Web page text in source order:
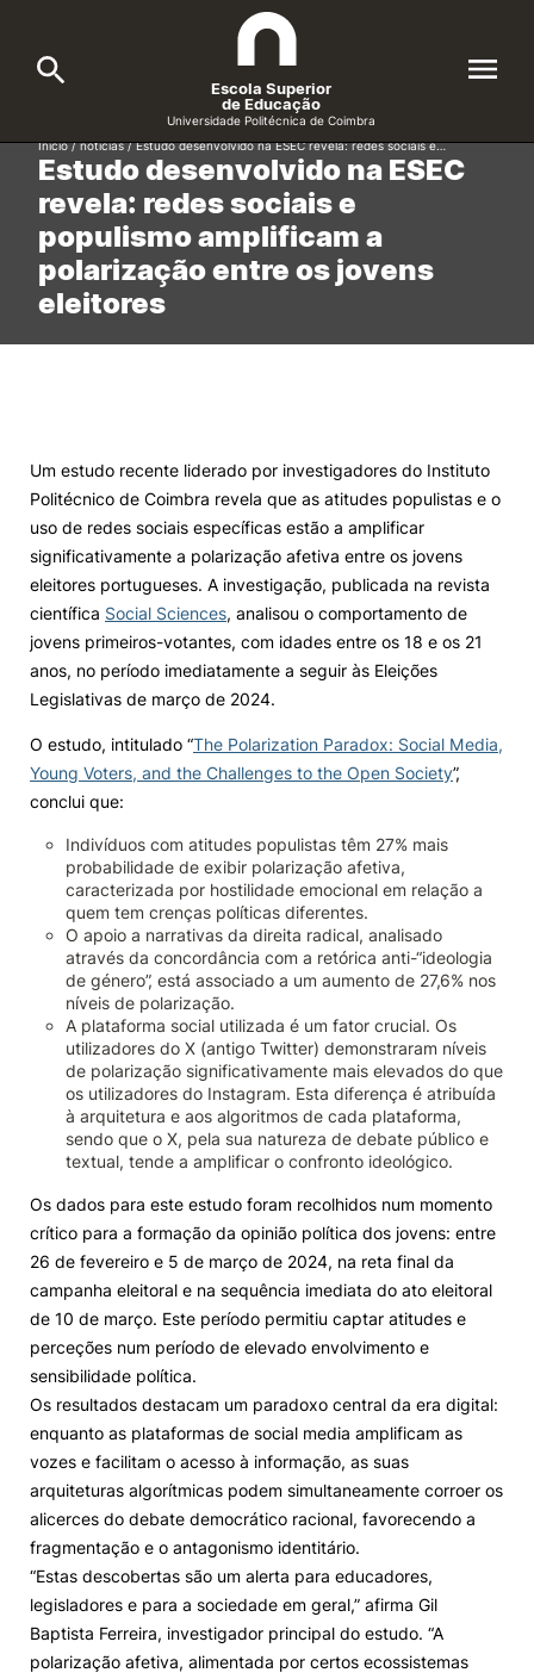
A ESEC
Cursos
Candidatos
Alunos
Knowledge Factory
Candidaturas
Elogio / Sugestão / Reclamação
Escola Superior
de Educação
Universidade Politécnica de Coimbra
Search
Formative Offer General
Estudo desenvolvido na ESEC
revela: redes sociais e
populismo amplificam a
polarização entre os jovens
eleitores
Início/noticias/Estudo desenvolvido na ESEC revela: redes sociais e…
Um estudo recente liderado por investigadores do Instituto
Politécnico de Coimbra revela que as atitudes populistas e o
uso de redes sociais específicas estão a amplificar
significativamente a polarização afetiva entre os jovens
eleitores portugueses. A investigação, publicada na revista
científica Social Sciences, analisou o comportamento de
jovens primeiros-votantes, com idades entre os 18 e os 21
anos, no período imediatamente a seguir às Eleições
Legislativas de março de 2024.
O estudo, intitulado “The Polarization Paradox: Social Media,
Young Voters, and the Challenges to the Open Society”,
conclui que:
Indivíduos com atitudes populistas têm 27% mais
probabilidade de exibir polarização afetiva,
caracterizada por hostilidade emocional em relação a
quem tem crenças políticas diferentes.
O apoio a narrativas da direita radical, analisado
através da concordância com a retórica anti-“ideologia
de género”, está associado a um aumento de 27,6% nos
níveis de polarização.
A plataforma social utilizada é um fator crucial. Os
utilizadores do X (antigo Twitter) demonstraram níveis
de polarização significativamente mais elevados do que
os utilizadores do Instagram. Esta diferença é atribuída
à arquitetura e aos algoritmos de cada plataforma,
sendo que o X, pela sua natureza de debate público e
textual, tende a amplificar o confronto ideológico.
Os dados para este estudo foram recolhidos num momento
crítico para a formação da opinião política dos jovens: entre
26 de fevereiro e 5 de março de 2024, na reta final da
campanha eleitoral e na sequência imediata do ato eleitoral
de 10 de março. Este período permitiu captar atitudes e
perceções num período de elevado envolvimento e
sensibilidade política.
Os resultados destacam um paradoxo central da era digital:
enquanto as plataformas de social media amplificam as
vozes e facilitam o acesso à informação, as suas
arquiteturas algorítmicas podem simultaneamente corroer os
alicerces do debate democrático racional, favorecendo a
fragmentação e o antagonismo identitário.
“Estas descobertas são um alerta para educadores,
legisladores e para a sociedade em geral,” afirma Gil
Baptista Ferreira, investigador principal do estudo. “A
polarização afetiva, alimentada por certos ecossistemas